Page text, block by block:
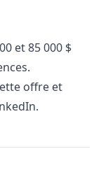
et 85 000 $
offre et